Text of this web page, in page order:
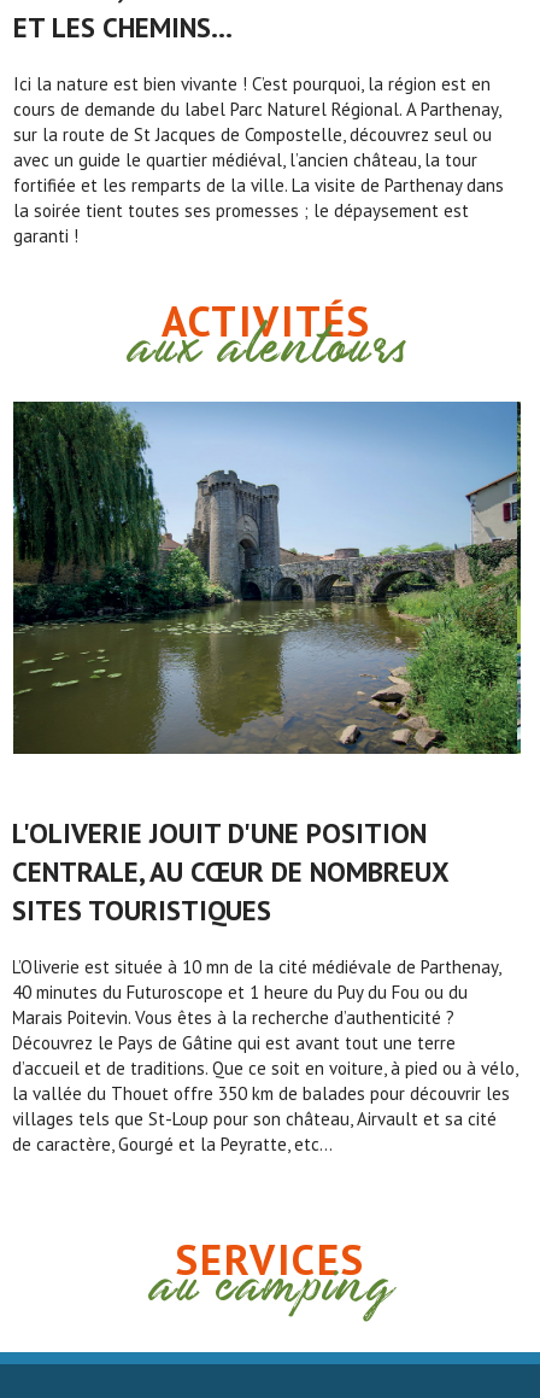
ET LES CHEMINS...
Ici la nature est bien vivante ! C’est pourquoi, la région est en
cours de demande du label Parc Naturel Régional. A Parthenay,
sur la route de St Jacques de Compostelle, découvrez seul ou
avec un guide le quartier médiéval, l’ancien château, la tour
fortifiée et les remparts de la ville. La visite de Parthenay dans
la soirée tient toutes ses promesses ; le dépaysement est
garanti !
ACTIVITÉS
aux alentours
L'OLIVERIE JOUIT D'UNE POSITION
CENTRALE, AU CŒUR DE NOMBREUX
SITES TOURISTIQUES
L’Oliverie est située à 10 mn de la cité médiévale de Parthenay,
40 minutes du Futuroscope et 1 heure du Puy du Fou ou du
Marais Poitevin. Vous êtes à la recherche d’authenticité ?
Découvrez le Pays de Gâtine qui est avant tout une terre
d’accueil et de traditions. Que ce soit en voiture, à pied ou à vélo,
la vallée du Thouet offre 350 km de balades pour découvrir les
villages tels que St-Loup pour son château, Airvault et sa cité
de caractère, Gourgé et la Peyratte, etc…
SERVICES
au camping